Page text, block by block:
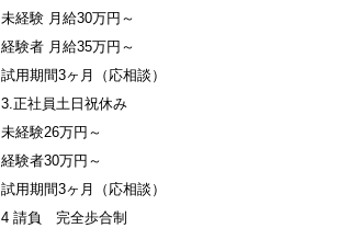
未経験 月給30万円～
経験者 月給35万円～
試用期間3ヶ月（応相談）
3.正社員土日祝休み
未経験26万円～
経験者30万円～
試用期間3ヶ月（応相談）
4 請負 完全歩合制